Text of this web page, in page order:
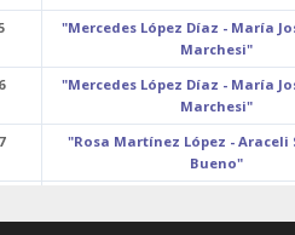
"Mercedes López Díaz - María
Marchesi"
"Mercedes López Díaz - María
Marchesi"
"Rosa Martínez López - Araceli
Bueno"
Bueno"